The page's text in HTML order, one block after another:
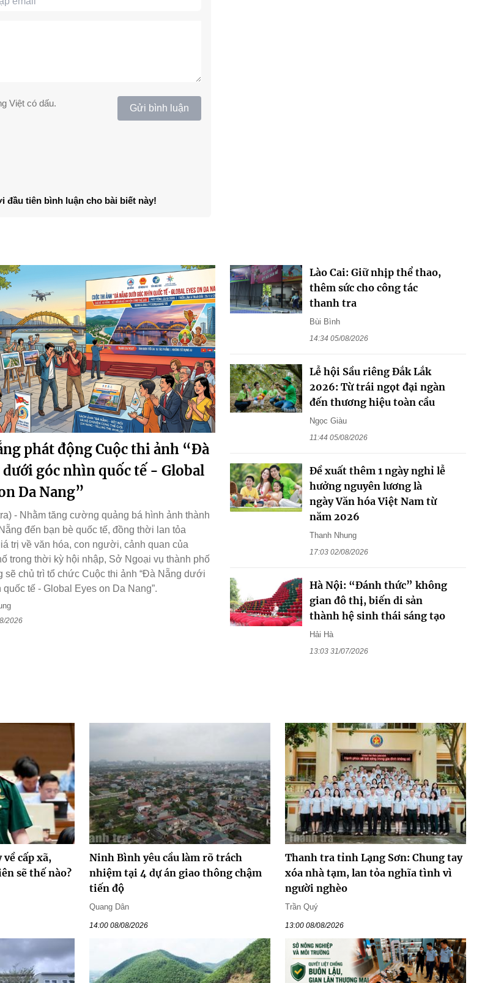
Việt có dấu. Gửi bình luận
đầu tiên bình luận cho bài biết này!
phát động Cuộc thi ảnh “Đà
dưới góc nhìn quốc tế - Global
Da Nang”
- Nhằm tăng cường quảng bá hình ảnh thành
đến bạn bè quốc tế, đồng thời lan tỏa
trị về văn hóa, con người, cảnh quan của
trong thời kỳ hội nhập, Sở Ngoại vụ thành phố
sẽ chủ trì tổ chức Cuộc thi ảnh “Đà Nẵng dưới
quốc tế - Global Eyes on Da Nang”.
2026
Lào Cai: Giữ nhịp thể thao,
thêm sức cho công tác
thanh tra
Bùi Bình
14:34 05/08/2026
Lễ hội Sầu riêng Đắk Lắk
2026: Từ trái ngọt đại ngàn
đến thương hiệu toàn cầu
Ngọc Giàu
11:44 05/08/2026
Đề xuất thêm 1 ngày nghỉ lễ
hưởng nguyên lương là
ngày Văn hóa Việt Nam từ
năm 2026
Thanh Nhung
17:03 02/08/2026
Hà Nội: “Đánh thức” không
gian đô thị, biến di sản
thành hệ sinh thái sáng tạo
Hải Hà
13:03 31/07/2026
cấp xã,
sẽ thế nào?
Ninh Bình yêu cầu làm rõ trách
nhiệm tại 4 dự án giao thông chậm
tiến độ
Quang Dân
14:00 08/08/2026
Thanh tra tỉnh Lạng Sơn: Chung tay
xóa nhà tạm, lan tỏa nghĩa tình vì
người nghèo
Trần Quý
13:00 08/08/2026